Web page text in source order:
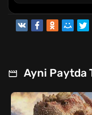
11
Ayni Paytda